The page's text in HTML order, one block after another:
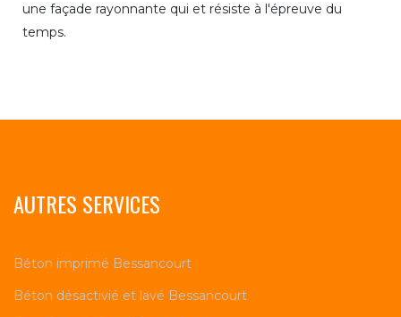
une façade rayonnante qui et résiste à l'épreuve du
temps.
AUTRES SERVICES
Béton imprimé Bessancourt
Béton désactivié et lavé Bessancourt